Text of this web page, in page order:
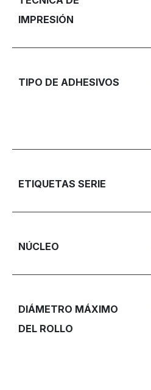
IMPRESIÓN
TIPO DE ADHESIVOS
ETIQUETAS SERIE
NÚCLEO
DIÁMETRO MÁXIMO
DEL ROLLO